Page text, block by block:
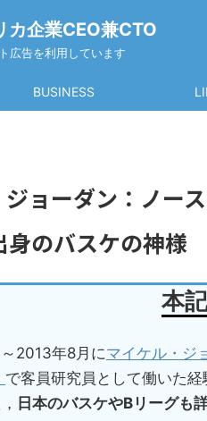
カ企業CEO兼CTO
広告を利用しています
BUSINESS
ョーダン：ノー
身のバスケの神様
本
2013年8月にマイケル・ジ
で客員研究員として働いた経
日本のバスケやBリーグも